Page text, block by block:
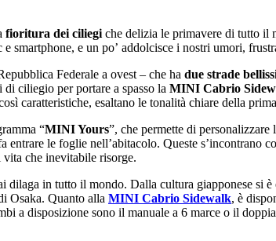
fioritura dei ciliegi che delizia le primavere di tutto il
smartphone, e un poʼ addolcisce i nostri umori,
Federale a ovest ‒ che ha due strade
ciliegio per portare a spasso la MINI Cabrio
caratteristiche, esaltano le tonalità chiare della
“MINI Yours”, che permette di
entrare le foglie nellʼabitacolo. Queste sʼincontrano
che inevitabile risorge.
dilaga in tutto il mondo. Dalla cultura giapponese si
Osaka. Quanto alla MINI Cabrio Sidewalk, è
a disposizione sono il manuale a 6 marce o il